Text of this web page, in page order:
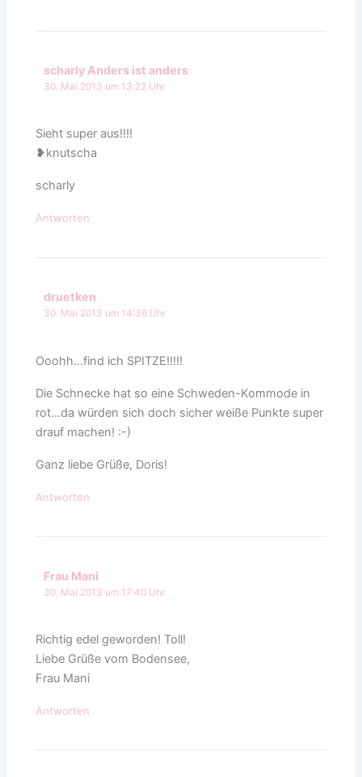
scharly Anders ist anders
30. Mai 2013 um 13:22 Uhr
Sieht super aus!!!!
❥knutscha
scharly
Antworten
druetken
30. Mai 2013 um 14:36 Uhr
Ooohh…find ich SPITZE!!!!!
Die Schnecke hat so eine Schweden-Kommode in
rot…da würden sich doch sicher weiße Punkte super
drauf machen! :-)
Ganz liebe Grüße, Doris!
Antworten
Frau Mani
30. Mai 2013 um 17:40 Uhr
Richtig edel geworden! Toll!
Liebe Grüße vom Bodensee,
Frau Mani
Antworten